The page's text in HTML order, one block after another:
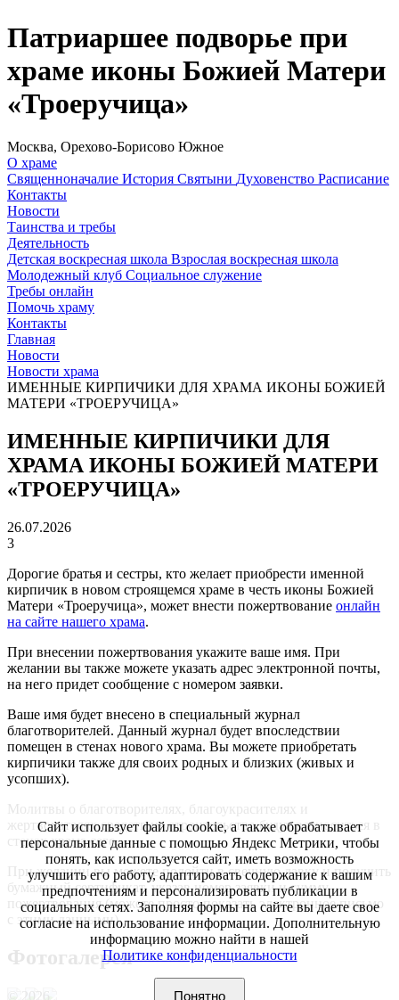
Патриаршее подворье при
храме иконы Божией Матери
«Троеручица»
Москва, Орехово-Борисово Южное
О храме
Священноначалие История Святыни Духовенство Расписание
Контакты
Новости
Таинства и требы
Деятельность
Детская воскресная школа Взрослая воскресная школа
Молодежный клуб Социальное служение
Требы онлайн
Помочь храму
Контакты
Главная
Новости
Новости храма
ИМЕННЫЕ КИРПИЧИКИ ДЛЯ ХРАМА ИКОНЫ БОЖИЕЙ
МАТЕРИ «ТРОЕРУЧИЦА»
ИМЕННЫЕ КИРПИЧИКИ ДЛЯ
ХРАМА ИКОНЫ БОЖИЕЙ МАТЕРИ
«ТРОЕРУЧИЦА»
26.07.2026
3
Дорогие братья и сестры, кто желает приобрести именной
кирпичик в новом строящемся храме в честь иконы Божией
Матери «Троеручица», может внести пожертвование онлайн
на сайте нашего храма.
При внесении пожертвования укажите ваше имя. При
желании вы также можете указать адрес электронной почты,
на него придет сообщение с номером заявки.
Ваше имя будет внесено в специальный журнал
благотворителей. Данный журнал будет впоследствии
помещен в стенах нового храма. Вы можете приобретать
кирпичики также для своих родных и близких (живых и
усопших).
Молитвы о благотворителях, благоукрасителях и
жертвователях средств на строительство будут возноситься в
стенах храма сего.
При желании вы можете подойти в свечную лавку и получить
бумажный сертификат, указав номер заявки и сумму
пожертвования (можете просто показать электронное письмо
с этими данными).
Фотогалерея
© 2026
Сайт использует файлы cookie, а также обрабатывает
персональные данные с помощью Яндекс Метрики, чтобы
понять, как используется сайт, иметь возможность
улучшить его работу, адаптировать содержание к вашим
предпочтениям и персонализировать публикации в
социальных сетях. Заполняя формы на сайте вы даете свое
согласие на использование информации. Дополнительную
информацию можно найти в нашей
Политике конфиденциальности
Понятно